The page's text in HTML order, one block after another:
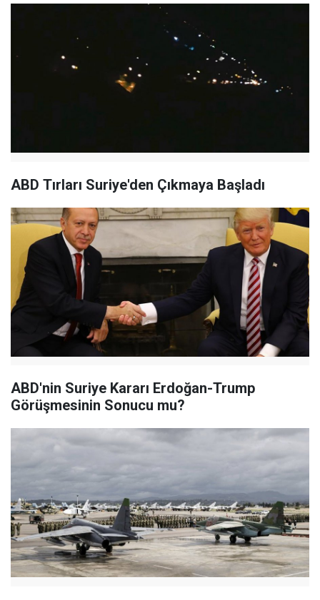
ABD Tırları Suriye'den Çıkmaya Başladı
ABD'nin Suriye Kararı Erdoğan-Trump
Görüşmesinin Sonucu mu?